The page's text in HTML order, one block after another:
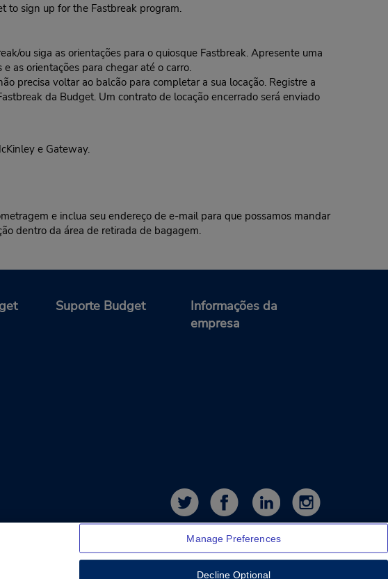
to sign up for the Fastbreak program.
ou siga as orientações para o quiosque Fastbreak. Apresente uma
as orientações para chegar até o carro.
precisa voltar ao balcão para completar a sua locação. Registre a
da Budget. Um contrato de locação encerrado será enviado
e Gateway.
e inclua seu endereço de e-mail para que possamos mandar
dentro da área de retirada de bagagem.
Suporte Budget
Informações da
empresa
Manage Preferences
Decline Optional